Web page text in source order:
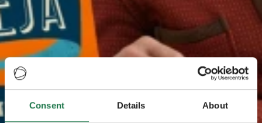
Consent Details About